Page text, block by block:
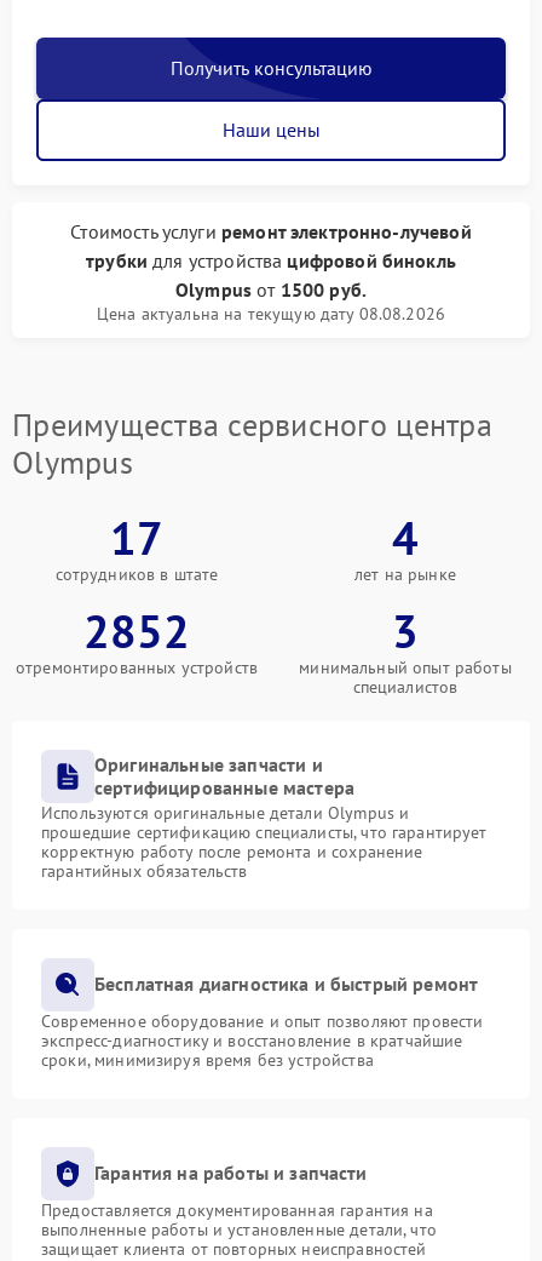
Получить консультацию
Наши цены
Стоимость услуги ремонт электронно-лучевой
трубки для устройства цифровой бинокль
Olympus от 1500 руб.
Цена актуальна на текущую дату 08.08.2026
Преимущества сервисного центра
Olympus
17
сотрудников в штате
4
лет на рынке
2852
отремонтированных устройств
3
минимальный опыт работы
специалистов
Оригинальные запчасти и
сертифицированные мастера
Используются оригинальные детали Olympus и
прошедшие сертификацию специалисты, что гарантирует
корректную работу после ремонта и сохранение
гарантийных обязательств
Бесплатная диагностика и быстрый ремонт
Современное оборудование и опыт позволяют провести
экспресс-диагностику и восстановление в кратчайшие
сроки, минимизируя время без устройства
Гарантия на работы и запчасти
Предоставляется документированная гарантия на
выполненные работы и установленные детали, что
защищает клиента от повторных неисправностей